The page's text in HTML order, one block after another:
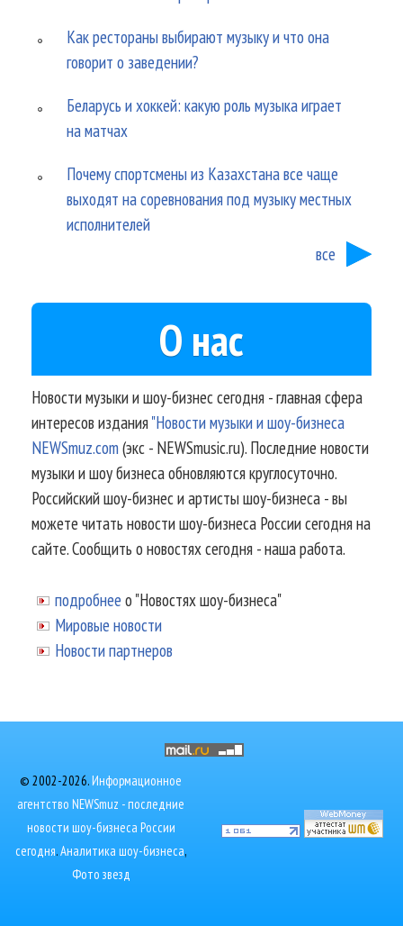
Как рестораны выбирают музыку и что она
говорит о заведении?
Беларусь и хоккей: какую роль музыка играет
на матчах
Почему спортсмены из Казахстана все чаще
выходят на соревнования под музыку местных
исполнителей
все
О нас
Новости музыки и шоу-бизнес сегодня - главная сфера
интересов издания"Новости музыки и шоу-бизнеса
NEWSmuz.com(экс - NEWSmusic.ru). Последние новости
музыки и шоу бизнеса обновляются круглосуточно.
Российский шоу-бизнес и артисты шоу-бизнеса - вы
можете читать новости шоу-бизнеса России сегодня на
сайте. Сообщить о новостях сегодня - наша работа.
подробнее о "Новостях шоу-бизнеса"
Мировые новости
Новости партнеров
© 2002-2026.Информационное
агентство NEWSmuz - последние
новости шоу-бизнеса России
сегодня.Аналитика шоу-бизнеса,
Фото звезд